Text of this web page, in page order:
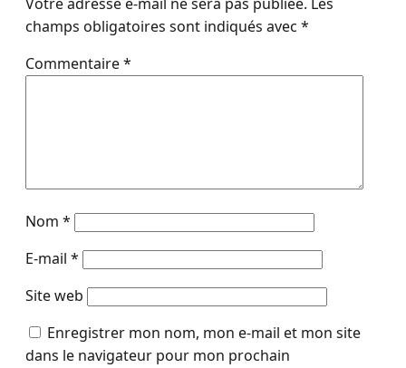
champs obligatoires sont indiqués avec *
Commentaire*
Nom *
E-mail *
Site web
Enregistrer mon nom, mon e-mail et mon site
dans le navigateur pour mon prochain